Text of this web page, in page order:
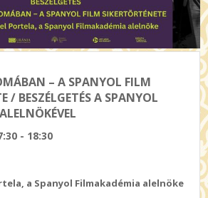
– A SPANYOL FILM
/ BESZÉLGETÉS A SPANYOL
- 18:30
a Spanyol Filmakadémia alelnöke